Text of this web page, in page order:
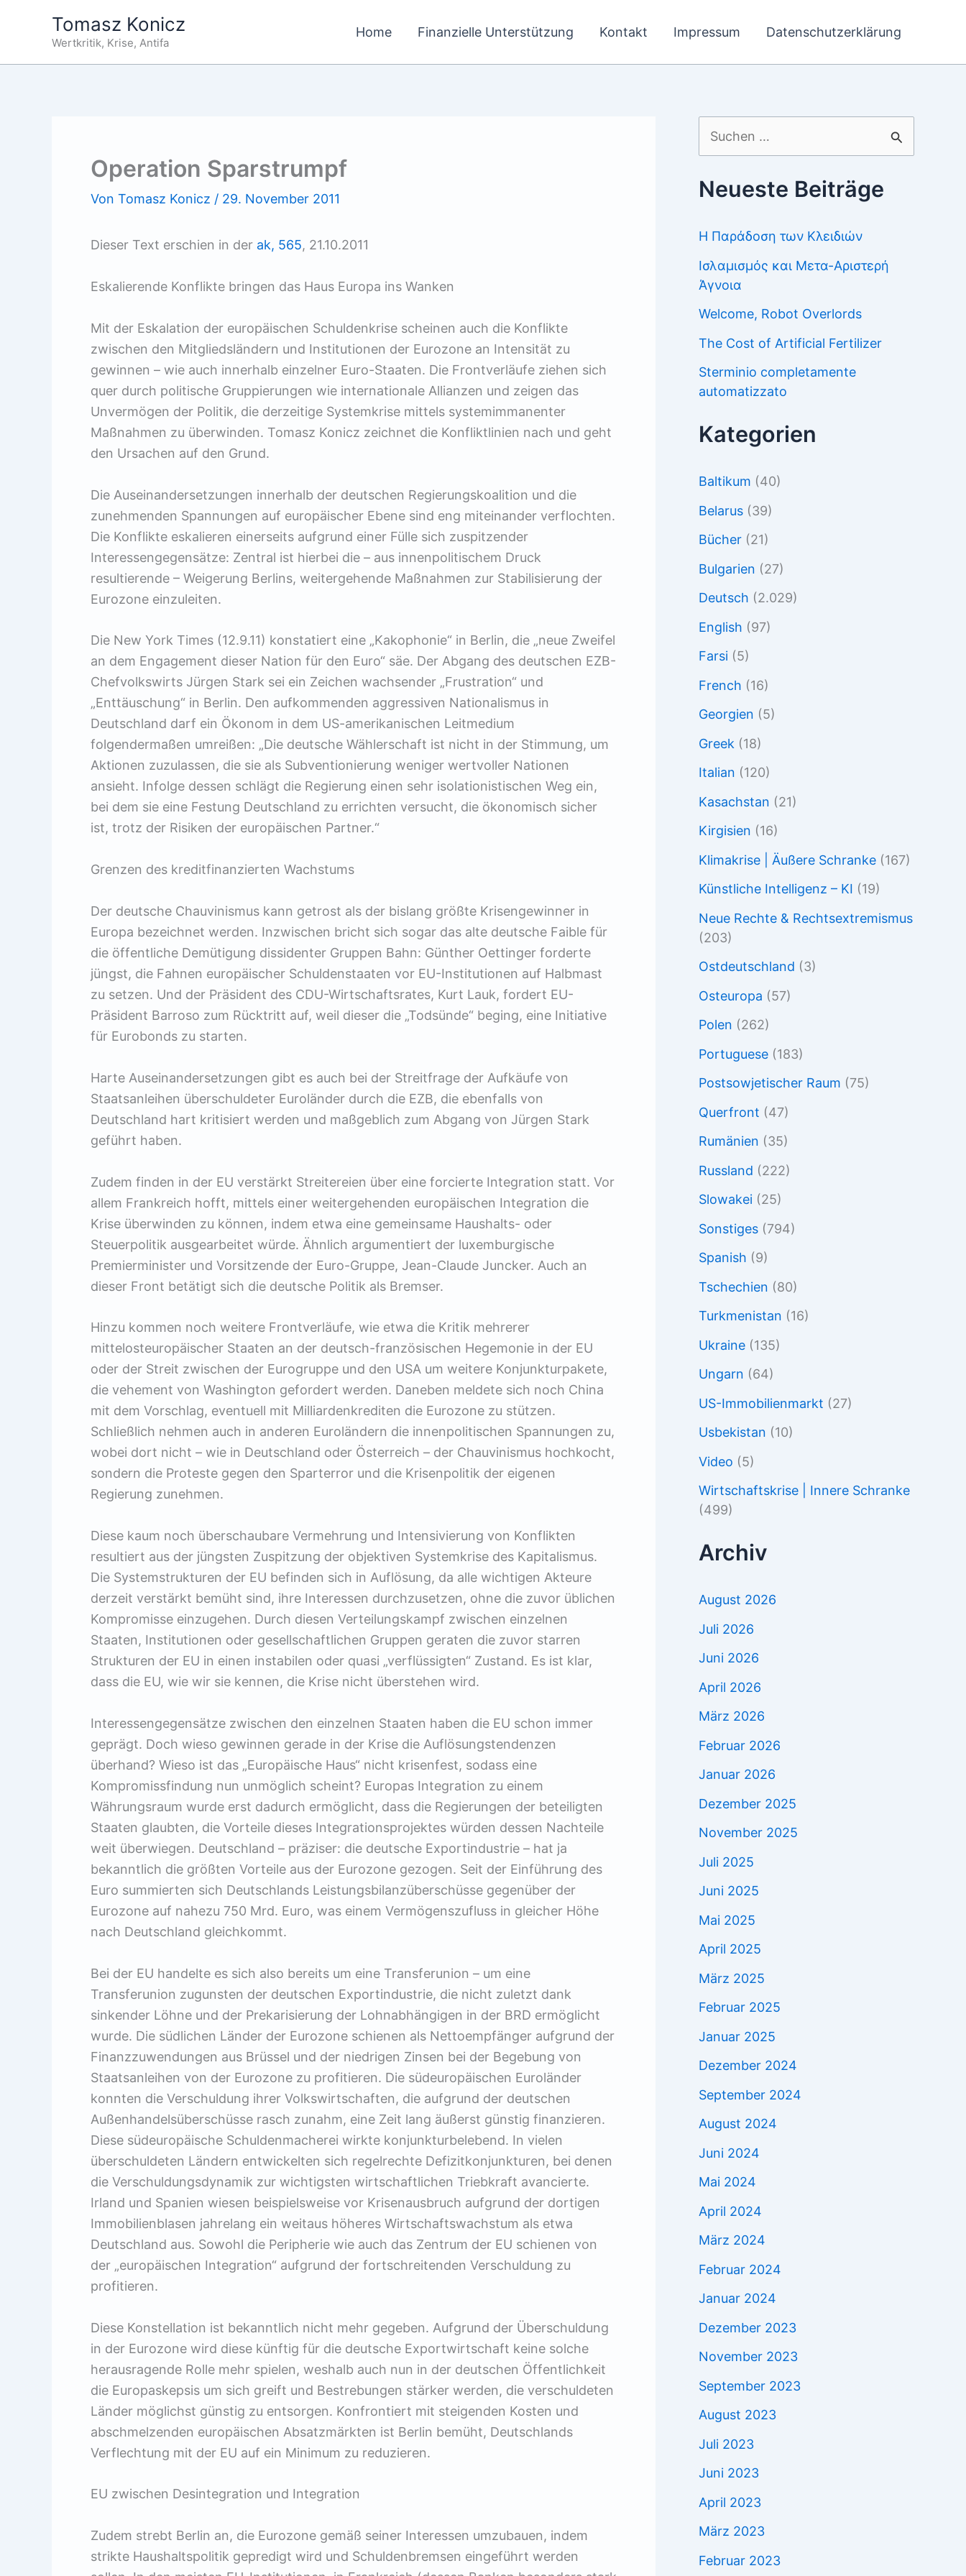
Tomasz Konicz
Wertkritik, Krise, Antifa
Home Finanzielle Unterstützung Kontakt Impressum Datenschutzerklärung
Operation Sparstrumpf
Von Tomasz Konicz / 29. November 2011
Dieser Text erschien in der ak, 565, 21.10.2011
Eskalierende Konflikte bringen das Haus Europa ins Wanken
Mit der Eskalation der europäischen Schuldenkrise scheinen auch die Konflikte
zwischen den Mitgliedsländern und Institutionen der Eurozone an Intensität zu
gewinnen – wie auch innerhalb einzelner Euro-Staaten. Die Frontverläufe ziehen sich
quer durch politische Gruppierungen wie internationale Allianzen und zeigen das
Unvermögen der Politik, die derzeitige Systemkrise mittels systemimmanenter
Maßnahmen zu überwinden. Tomasz Konicz zeichnet die Konfliktlinien nach und geht
den Ursachen auf den Grund.
Die Auseinandersetzungen innerhalb der deutschen Regierungskoalition und die
zunehmenden Spannungen auf europäischer Ebene sind eng miteinander verflochten.
Die Konflikte eskalieren einerseits aufgrund einer Fülle sich zuspitzender
Interessengegensätze: Zentral ist hierbei die – aus innenpolitischem Druck
resultierende – Weigerung Berlins, weitergehende Maßnahmen zur Stabilisierung der
Eurozone einzuleiten.
Die New York Times (12.9.11) konstatiert eine „Kakophonie“ in Berlin, die „neue Zweifel
an dem Engagement dieser Nation für den Euro“ säe. Der Abgang des deutschen EZB-
Chefvolkswirts Jürgen Stark sei ein Zeichen wachsender „Frustration“ und
„Enttäuschung“ in Berlin. Den aufkommenden aggressiven Nationalismus in
Deutschland darf ein Ökonom in dem US-amerikanischen Leitmedium
folgendermaßen umreißen: „Die deutsche Wählerschaft ist nicht in der Stimmung, um
Aktionen zuzulassen, die sie als Subventionierung weniger wertvoller Nationen
ansieht. Infolge dessen schlägt die Regierung einen sehr isolationistischen Weg ein,
bei dem sie eine Festung Deutschland zu errichten versucht, die ökonomisch sicher
ist, trotz der Risiken der europäischen Partner.“
Grenzen des kreditfinanzierten Wachstums
Der deutsche Chauvinismus kann getrost als der bislang größte Krisengewinner in
Europa bezeichnet werden. Inzwischen bricht sich sogar das alte deutsche Faible für
die öffentliche Demütigung dissidenter Gruppen Bahn: Günther Oettinger forderte
jüngst, die Fahnen europäischer Schuldenstaaten vor EU-Institutionen auf Halbmast
zu setzen. Und der Präsident des CDU-Wirtschaftsrates, Kurt Lauk, fordert EU-
Präsident Barroso zum Rücktritt auf, weil dieser die „Todsünde“ beging, eine Initiative
für Eurobonds zu starten.
Harte Auseinandersetzungen gibt es auch bei der Streitfrage der Aufkäufe von
Staatsanleihen überschuldeter Euroländer durch die EZB, die ebenfalls von
Deutschland hart kritisiert werden und maßgeblich zum Abgang von Jürgen Stark
geführt haben.
Zudem finden in der EU verstärkt Streitereien über eine forcierte Integration statt. Vor
allem Frankreich hofft, mittels einer weitergehenden europäischen Integration die
Krise überwinden zu können, indem etwa eine gemeinsame Haushalts- oder
Steuerpolitik ausgearbeitet würde. Ähnlich argumentiert der luxemburgische
Premierminister und Vorsitzende der Euro-Gruppe, Jean-Claude Juncker. Auch an
dieser Front betätigt sich die deutsche Politik als Bremser.
Hinzu kommen noch weitere Frontverläufe, wie etwa die Kritik mehrerer
mittelosteuropäischer Staaten an der deutsch-französischen Hegemonie in der EU
oder der Streit zwischen der Eurogruppe und den USA um weitere Konjunkturpakete,
die vehement von Washington gefordert werden. Daneben meldete sich noch China
mit dem Vorschlag, eventuell mit Milliardenkrediten die Eurozone zu stützen.
Schließlich nehmen auch in anderen Euroländern die innenpolitischen Spannungen zu,
wobei dort nicht – wie in Deutschland oder Österreich – der Chauvinismus hochkocht,
sondern die Proteste gegen den Sparterror und die Krisenpolitik der eigenen
Regierung zunehmen.
Diese kaum noch überschaubare Vermehrung und Intensivierung von Konflikten
resultiert aus der jüngsten Zuspitzung der objektiven Systemkrise des Kapitalismus.
Die Systemstrukturen der EU befinden sich in Auflösung, da alle wichtigen Akteure
derzeit verstärkt bemüht sind, ihre Interessen durchzusetzen, ohne die zuvor üblichen
Kompromisse einzugehen. Durch diesen Verteilungskampf zwischen einzelnen
Staaten, Institutionen oder gesellschaftlichen Gruppen geraten die zuvor starren
Strukturen der EU in einen instabilen oder quasi „verflüssigten“ Zustand. Es ist klar,
dass die EU, wie wir sie kennen, die Krise nicht überstehen wird.
Interessengegensätze zwischen den einzelnen Staaten haben die EU schon immer
geprägt. Doch wieso gewinnen gerade in der Krise die Auflösungstendenzen
überhand? Wieso ist das „Europäische Haus“ nicht krisenfest, sodass eine
Kompromissfindung nun unmöglich scheint? Europas Integration zu einem
Währungsraum wurde erst dadurch ermöglicht, dass die Regierungen der beteiligten
Staaten glaubten, die Vorteile dieses Integrationsprojektes würden dessen Nachteile
weit überwiegen. Deutschland – präziser: die deutsche Exportindustrie – hat ja
bekanntlich die größten Vorteile aus der Eurozone gezogen. Seit der Einführung des
Euro summierten sich Deutschlands Leistungsbilanzüberschüsse gegenüber der
Eurozone auf nahezu 750 Mrd. Euro, was einem Vermögenszufluss in gleicher Höhe
nach Deutschland gleichkommt.
Bei der EU handelte es sich also bereits um eine Transferunion – um eine
Transferunion zugunsten der deutschen Exportindustrie, die nicht zuletzt dank
sinkender Löhne und der Prekarisierung der Lohnabhängigen in der BRD ermöglicht
wurde. Die südlichen Länder der Eurozone schienen als Nettoempfänger aufgrund der
Finanzzuwendungen aus Brüssel und der niedrigen Zinsen bei der Begebung von
Staatsanleihen von der Eurozone zu profitieren. Die südeuropäischen Euroländer
konnten die Verschuldung ihrer Volkswirtschaften, die aufgrund der deutschen
Außenhandelsüberschüsse rasch zunahm, eine Zeit lang äußerst günstig finanzieren.
Diese südeuropäische Schuldenmacherei wirkte konjunkturbelebend. In vielen
überschuldeten Ländern entwickelten sich regelrechte Defizitkonjunkturen, bei denen
die Verschuldungsdynamik zur wichtigsten wirtschaftlichen Triebkraft avancierte.
Irland und Spanien wiesen beispielsweise vor Krisenausbruch aufgrund der dortigen
Immobilienblasen jahrelang ein weitaus höheres Wirtschaftswachstum als etwa
Deutschland aus. Sowohl die Peripherie wie auch das Zentrum der EU schienen von
der „europäischen Integration“ aufgrund der fortschreitenden Verschuldung zu
profitieren.
Diese Konstellation ist bekanntlich nicht mehr gegeben. Aufgrund der Überschuldung
in der Eurozone wird diese künftig für die deutsche Exportwirtschaft keine solche
herausragende Rolle mehr spielen, weshalb auch nun in der deutschen Öffentlichkeit
die Europaskepsis um sich greift und Bestrebungen stärker werden, die verschuldeten
Länder möglichst günstig zu entsorgen. Konfrontiert mit steigenden Kosten und
abschmelzenden europäischen Absatzmärkten ist Berlin bemüht, Deutschlands
Verflechtung mit der EU auf ein Minimum zu reduzieren.
EU zwischen Desintegration und Integration
Zudem strebt Berlin an, die Eurozone gemäß seiner Interessen umzubauen, indem
strikte Haushaltspolitik gepredigt wird und Schuldenbremsen eingeführt werden
Suchen
nach:
Neueste Beiträge
Η Παράδοση των Κλειδιών
Ισλαμισμός και Μετα-Αριστερή
Άγνοια
Welcome, Robot Overlords
The Cost of Artificial Fertilizer
Sterminio completamente
automatizzato
Kategorien
Baltikum (40)
Belarus (39)
Bücher (21)
Bulgarien (27)
Deutsch (2.029)
English (97)
Farsi (5)
French (16)
Georgien (5)
Greek (18)
Italian (120)
Kasachstan (21)
Kirgisien (16)
Klimakrise | Äußere Schranke (167)
Künstliche Intelligenz – KI (19)
Neue Rechte & Rechtsextremismus
(203)
Ostdeutschland (3)
Osteuropa (57)
Polen (262)
Portuguese (183)
Postsowjetischer Raum (75)
Querfront (47)
Rumänien (35)
Russland (222)
Slowakei (25)
Sonstiges (794)
Spanish (9)
Tschechien (80)
Turkmenistan (16)
Ukraine (135)
Ungarn (64)
US-Immobilienmarkt (27)
Usbekistan (10)
Video (5)
Wirtschaftskrise | Innere Schranke
(499)
Archiv
August 2026
Juli 2026
Juni 2026
April 2026
März 2026
Februar 2026
Januar 2026
Dezember 2025
November 2025
Juli 2025
Juni 2025
Mai 2025
April 2025
März 2025
Februar 2025
Januar 2025
Dezember 2024
September 2024
August 2024
Juni 2024
Mai 2024
April 2024
März 2024
Februar 2024
Januar 2024
Dezember 2023
November 2023
September 2023
August 2023
Juli 2023
Juni 2023
April 2023
März 2023
Februar 2023